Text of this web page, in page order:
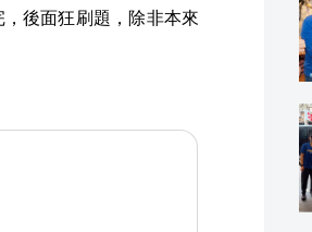
後面狂刷題，除非本來